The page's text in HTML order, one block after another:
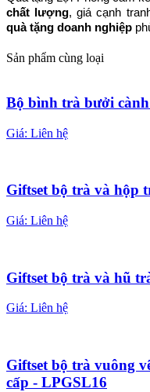
chất lượng
quà tặng doanh nghiệp
Sản phẩm cùng loại
Bộ bình trà bưởi
Giá: Liên hệ
Giftset bộ trà và hộp
Giá: Liên hệ
Giftset bộ trà và hũ
Giá: Liên hệ
Giftset bộ trà vuông
cấp - LPGSL16